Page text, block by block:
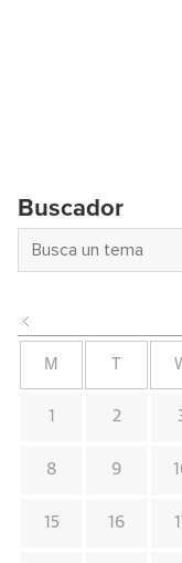
Buscador
M
1 2
8 9
15 16